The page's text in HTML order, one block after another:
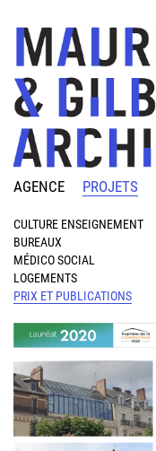
AGENCE PROJETS
CULTURE ENSEIGNEMENT
BUREAUX
MÉDICO SOCIAL
LOGEMENTS
PRIX ET PUBLICATIONS